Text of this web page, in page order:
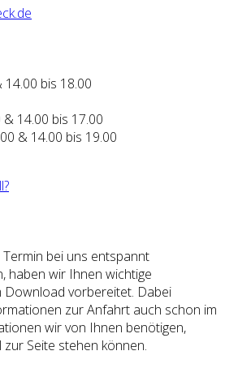
14.00 bis 18.00
& 14.00 bis 17.00
& 14.00 bis 19.00
bei uns entspannt
haben wir Ihnen wichtige
vorbereitet. Dabei
zur Anfahrt auch schon im
wir von Ihnen benötigen,
Seite stehen können.